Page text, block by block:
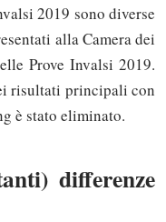
2019 sono diverse
alla Camera dei
Prove Invalsi 2019.
risultati principali con
è stato eliminato.
differenze